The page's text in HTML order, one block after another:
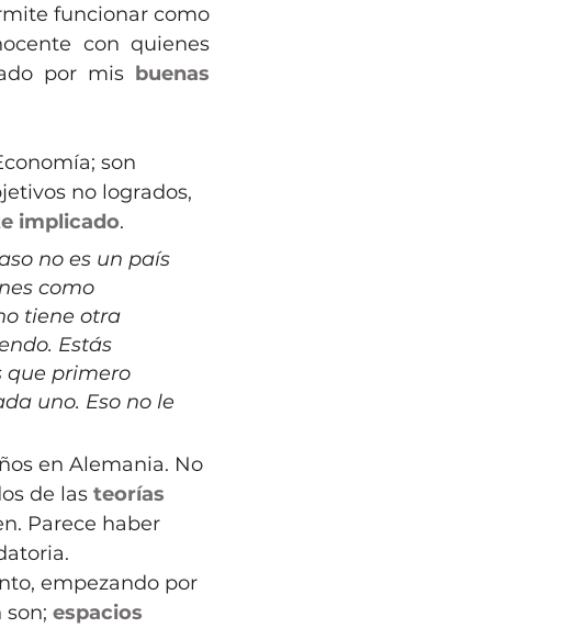
funcionar como
con quienes
por mis buenas
son
no logrados,
implicado.
no es un país
como
tiene otra
Estás
que primero
uno. Eso no le
en Alemania. No
de las teorías
Parece haber
empezando por
espacios